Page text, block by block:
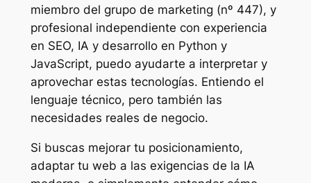
miembro del grupo de marketing (nº 447), y
profesional independiente con experiencia
en SEO, IA y desarrollo en Python y
JavaScript, puedo ayudarte a interpretar y
aprovechar estas tecnologías. Entiendo el
lenguaje técnico, pero también las
necesidades reales de negocio.
Si buscas mejorar tu posicionamiento,
adaptar tu web a las exigencias de la IA